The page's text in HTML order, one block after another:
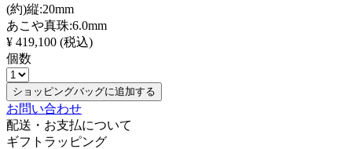
(約)縦:20mm
あこや真珠:6.0mm
¥ 419,100 (税込)
個数
ショッピングバッグに追加する
お問い合わせ
配送・お支払について
ギフトラッピング